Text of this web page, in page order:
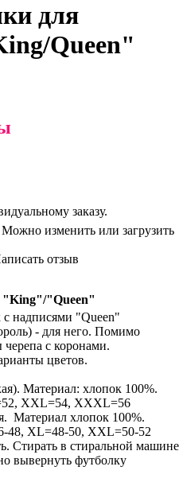
для
Queen"
заказу.
изменить или загрузить
отзыв
"King"/"Queen"
надписями "Queen"
- для него. Помимо
с коронами.
цветов.
Материал: хлопок 100%.
XXL=54, XXXL=56
Материал хлопок 100%.
48, XL=48-50, XXL=50-52
Стирать в стиральной машине
вывернуть футболку